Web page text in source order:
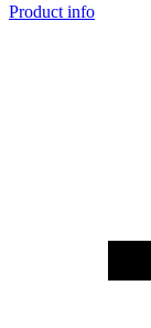
Product info